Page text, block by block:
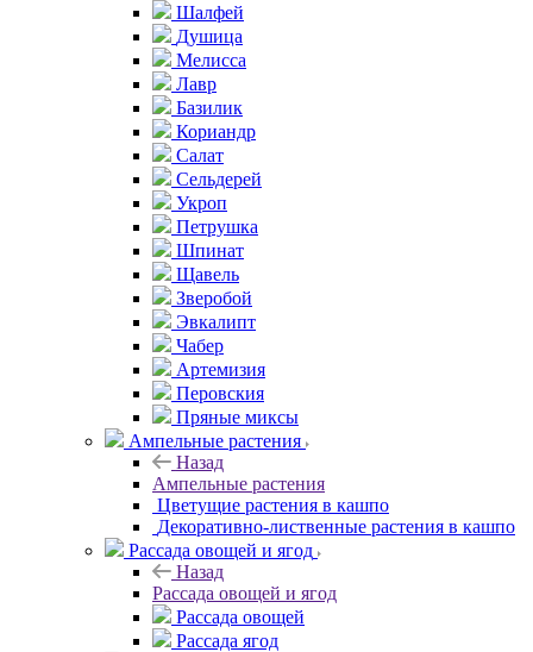
Шалфей
Душица
Мелисса
Лавр
Базилик
Кориандр
Салат
Сельдерей
Укроп
Петрушка
Шпинат
Щавель
Зверобой
Эвкалипт
Чабер
Артемизия
Перовския
Пряные миксы
Ампельные растения
Назад
Ампельные растения
Цветущие растения в кашпо
Декоративно-лиственные растения в кашпо
Рассада овощей и ягод
Назад
Рассада овощей и ягод
Рассада овощей
Рассада ягод